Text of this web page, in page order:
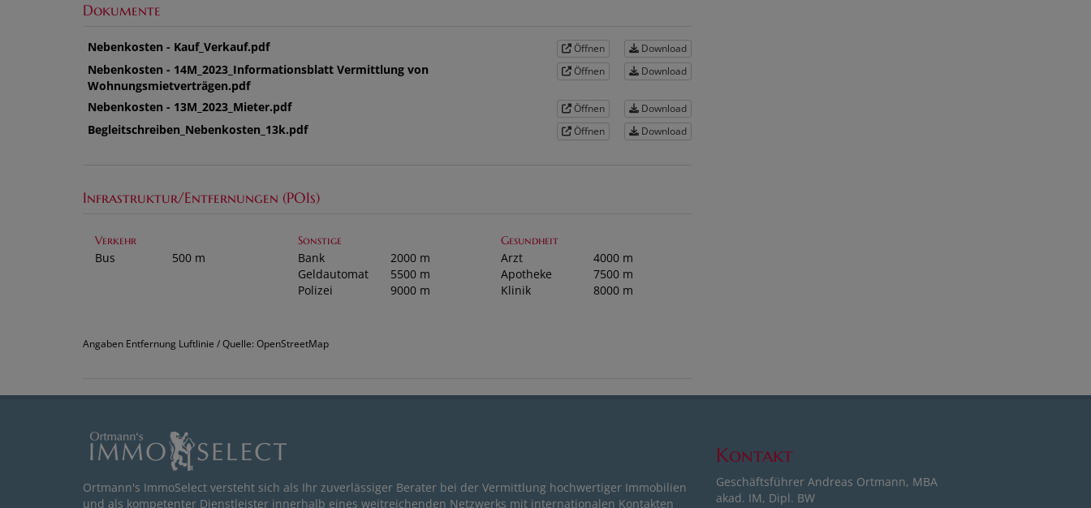
Dokumente
Nebenkosten - Kauf_Verkauf.pdf Öffnen Download
Nebenkosten - 14M_2023_Informationsblatt Vermittlung von
Wohnungsmietverträgen.pdf
Öffnen Download
Nebenkosten - 13M_2023_Mieter.pdf Öffnen Download
Begleitschreiben_Nebenkosten_13k.pdf Öffnen Download
Infrastruktur/Entfernungen (POIs)
Verkehr
Bus 500 m
Sonstige
Bank
2000 m
Geldautomat
5500 m
Polizei
9000 m
Gesundheit
Arzt
4000 m
Apotheke
7500 m
Klinik
8000 m
Angaben Entfernung Luftlinie / Quelle: OpenStreetMap
Ortmann's ImmoSelect versteht sich als Ihr zuverlässiger Berater bei der Vermittlung hochwertiger Immobilien
und als kompetenter Dienstleister innerhalb eines weitreichenden Netzwerks mit internationalen Kontakten
Kontakt
Geschäftsführer Andreas Ortmann, MBA
akad. IM, Dipl. BW